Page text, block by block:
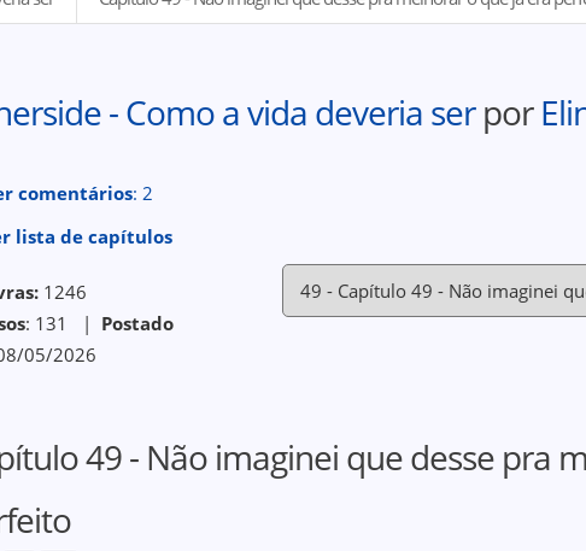
- Como a vida deveria serpor
comentários: 2
lista de capítulos
1246
: 131 | Postado
05/2026
49 - Não imaginei que desse pra